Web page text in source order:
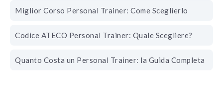
Miglior Corso Personal Trainer: Come Sceglierlo
Codice ATECO Personal Trainer: Quale Scegliere?
Quanto Costa un Personal Trainer: la Guida Completa